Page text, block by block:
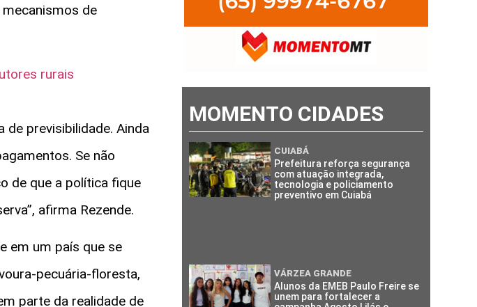
de
rurais
de previsibilidade. Ainda
Se não
de que a política fique
afirma Rezende.
em um país que se
pecuária-floresta,
parte da realidade de
MOMENTO CIDADES
CUIABÁ
Prefeitura reforça segurança
com atuação integrada,
tecnologia e policiamento
preventivo em Cuiabá
VÁRZEA GRANDE
Alunos da EMEB Paulo Freire se
unem para fortalecer a